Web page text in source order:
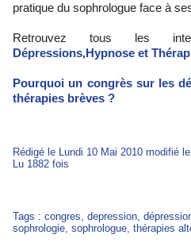
pratique du sophrologue face à
Retrouvez tous les
Dépressions,Hypnose et
Pourquoi un congrès sur les
thérapies brèves ?
Rédigé le Lundi 10 Mai 2010 modifié
Lu 1882 fois
Tags : congres, depression,
sophrologie, sophrologue, thérapies